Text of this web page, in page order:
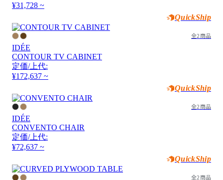
¥31,728 ~
QuickShip
全2商品
IDÉE
CONTOUR TV CABINET
定価/上代:
¥172,637 ~
QuickShip
全2商品
IDÉE
CONVENTO CHAIR
定価/上代:
¥72,637 ~
QuickShip
全2商品